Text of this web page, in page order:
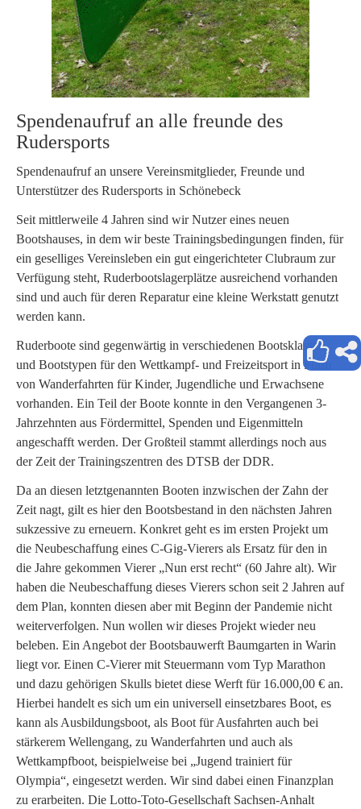
Spendenaufruf an alle freunde des
Rudersports
Spendenaufruf an unsere Vereinsmitglieder, Freunde und
Unterstützer des Rudersports in Schönebeck
Seit mittlerweile 4 Jahren sind wir Nutzer eines neuen
Bootshauses, in dem wir beste Trainingsbedingungen finden, für
ein geselliges Vereinsleben ein gut eingerichteter Clubraum zur
Verfügung steht, Ruderbootslagerplätze ausreichend vorhanden
sind und auch für deren Reparatur eine kleine Werkstatt genutzt
werden kann.
Ruderboote sind gegenwärtig in verschiedenen Bootsklassen
und Bootstypen für den Wettkampf- und Freizeitsport in Form
von Wanderfahrten für Kinder, Jugendliche und Erwachsene
vorhanden. Ein Teil der Boote konnte in den Vergangenen 3-
Jahrzehnten aus Fördermittel, Spenden und Eigenmitteln
angeschafft werden. Der Großteil stammt allerdings noch aus
der Zeit der Trainingszentren des DTSB der DDR.
Da an diesen letztgenannten Booten inzwischen der Zahn der
Zeit nagt, gilt es hier den Bootsbestand in den nächsten Jahren
sukzessive zu erneuern. Konkret geht es im ersten Projekt um
die Neubeschaffung eines C-Gig-Vierers als Ersatz für den in
die Jahre gekommen Vierer „Nun erst recht“ (60 Jahre alt). Wir
haben die Neubeschaffung dieses Vierers schon seit 2 Jahren auf
dem Plan, konnten diesen aber mit Beginn der Pandemie nicht
weiterverfolgen. Nun wollen wir dieses Projekt wieder neu
beleben. Ein Angebot der Bootsbauwerft Baumgarten in Warin
liegt vor. Einen C-Vierer mit Steuermann vom Typ Marathon
und dazu gehörigen Skulls bietet diese Werft für 16.000,00 € an.
Hierbei handelt es sich um ein universell einsetzbares Boot, es
kann als Ausbildungsboot, als Boot für Ausfahrten auch bei
stärkerem Wellengang, zu Wanderfahrten und auch als
Wettkampfboot, beispielweise bei „Jugend trainiert für
Olympia“, eingesetzt werden. Wir sind dabei einen Finanzplan
zu erarbeiten. Die Lotto-Toto-Gesellschaft Sachsen-Anhalt